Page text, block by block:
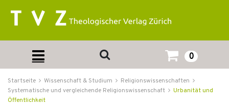
0
Startseite Wissenschaft & Studium
Religionswissenschaften
Systematische und vergleichende Religionswissenschaft
Urbanität und
Öffentlichkeit